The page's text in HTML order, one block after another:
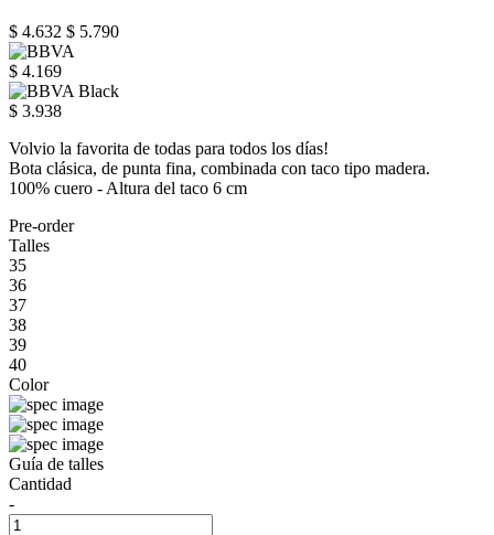
$ 4.632 $ 5.790
$ 4.169
$ 3.938
Volvio la favorita de todas para todos los días!
Bota clásica, de punta fina, combinada con taco tipo madera.
100% cuero - Altura del taco 6 cm
Pre-order
Talles
35
36
37
38
39
40
Color
Guía de talles
Cantidad
-